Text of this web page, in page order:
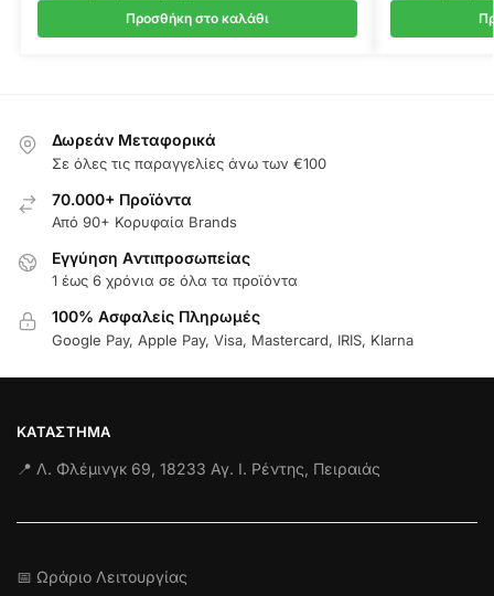
Προσθήκη στο καλάθι
Δωρεάν Μεταφορικά
Σε όλες τις παραγγελίες άνω των €100
70.000+ Προϊόντα
Από 90+ Κορυφαία Brands
Εγγύηση Aντιπροσωπείας
1 έως 6 χρόνια σε όλα τα προϊόντα
100% Ασφαλείς Πληρωμές
Google Pay, Apple Pay, Visa, Mastercard, IRIS, Klarna
ΚΑΤΆΣΤΗΜΑ
📍 Λ. Φλέμινγκ 69, 18233 Αγ. Ι. Ρέντης, Πειραιάς
📅 Ωράριο Λειτουργίας